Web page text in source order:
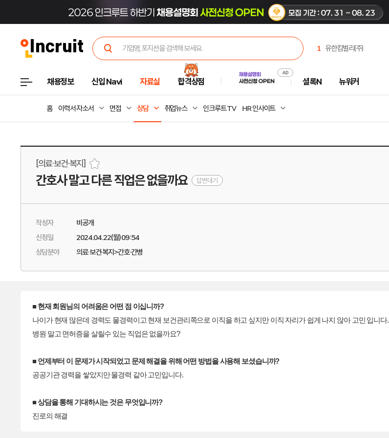
1 유한킴벌리(주)
4
한국고용노동교육원
5 한국부동산원
채용정보 신입 Navi 자료실 합격상점 셜록N 뉴워커
홈 이력서·자소서 면접 상담 취업뉴스 인크루트 TV HR 인사이트
[의료·보건·복지]
간호사 말고 다른 직업은 없을까요 답변대기
작성자
비공개
신청일
2024.04.22(월) 09:54
상담분야
의료·보건·복지>간호·간병
■ 현재 회원님의 어려움은 어떤 점 이십니까?
나이가 현재 많은데 경력도 물경력이고 현재 보건관리쪽으로 이직을 하고 싶지만 이직 자리가 쉽게 나지 않아 고민 입니다.
병원 말고 면허증을 살릴수 있는 직업은 없을까요?
■ 언제부터 이 문제가 시작되었고 문제 해결을 위해 어떤 방법을 사용해 보셨습니까?
공공기관 경력을 쌓았지만 물경력 같아 고민입니다.
■ 상담을 통해 기대하시는 것은 무엇입니까?
진로의 해결